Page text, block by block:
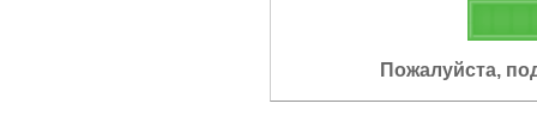
Пожалуйста,